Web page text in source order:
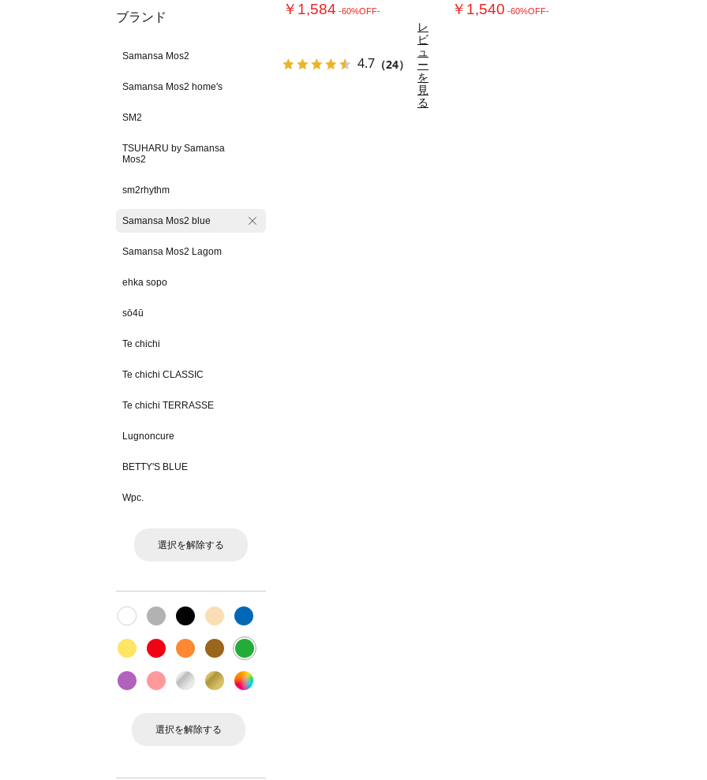
ブランド
Samansa Mos2
Samansa Mos2 home's
SM2
TSUHARU by Samansa
Mos2
sm2rhythm
Samansa Mos2 blue
Samansa Mos2 Lagom
ehka sopo
sō4ū
Te chichi
Te chichi CLASSIC
Te chichi TERRASSE
Lugnoncure
BETTY'S BLUE
Wpc.
選択を解除する
選択を解除する
￥1,584 -60%OFF-
4.7 （24）
レ
ビ
ュ
ー
を
見
る
￥1,540 -60%OFF-